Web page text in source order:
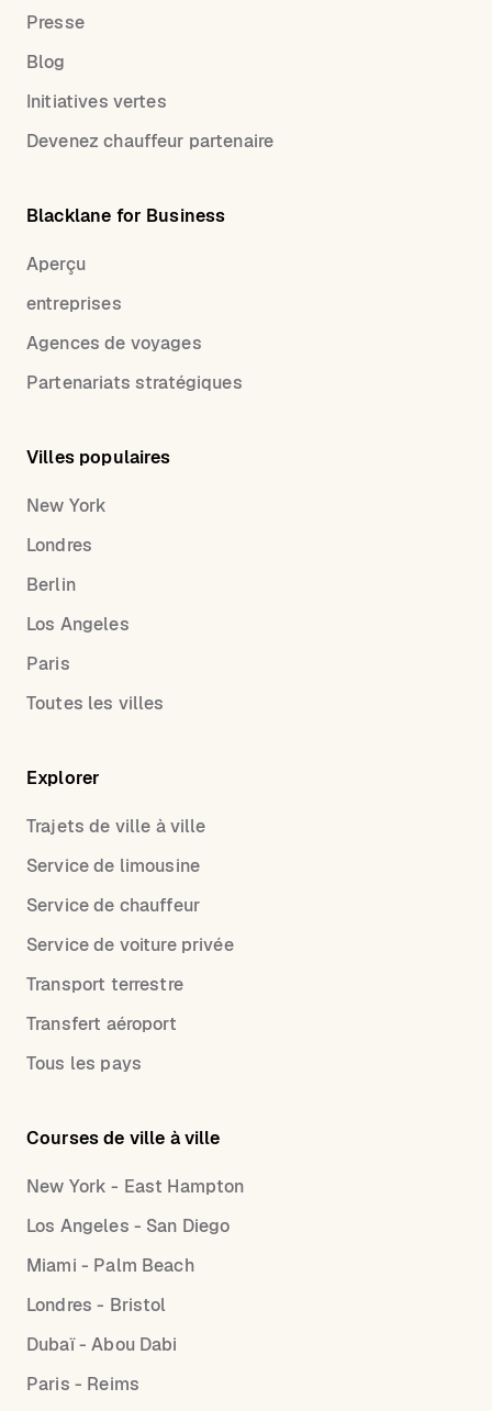
Presse
Blog
Initiatives vertes
Devenez chauffeur partenaire
Blacklane for Business
Aperçu
entreprises
Agences de voyages
Partenariats stratégiques
Villes populaires
New York
Londres
Berlin
Los Angeles
Paris
Toutes les villes
Explorer
Trajets de ville à ville
Service de limousine
Service de chauffeur
Service de voiture privée
Transport terrestre
Transfert aéroport
Tous les pays
Courses de ville à ville
New York - East Hampton
Los Angeles - San Diego
Miami - Palm Beach
Londres - Bristol
Dubaï - Abou Dabi
Paris - Reims